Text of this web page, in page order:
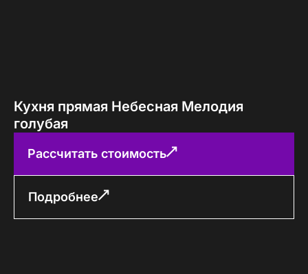
Кухня прямая Небесная Мелодия
голубая
Рассчитать стоимость
Подробнее